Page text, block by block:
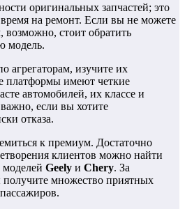
оригинальных запчастей; это
на ремонт. Если вы не можете
возможно, стоит обратить
модель.
агрегаторам, изучите их
платформы имеют четкие
автомобилей, их классе и
если вы хотите
отказа.
к премиум. Достаточно
клиентов можно найти
Geely и Chery. За
множество приятных